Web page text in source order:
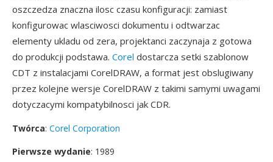
oszczedza znaczna ilosc czasu konfiguracji: zamiast
konfigurowac wlasciwosci dokumentu i odtwarzac
elementy ukladu od zera, projektanci zaczynaja z gotowa
do produkcji podstawa. Corel dostarcza setki szablonow
CDT z instalacjami CorelDRAW, a format jest obslugiwany
przez kolejne wersje CorelDRAW z takimi samymi uwagami
dotyczacymi kompatybilnosci jak CDR.
Twórca: Corel Corporation
Pierwsze wydanie: 1989